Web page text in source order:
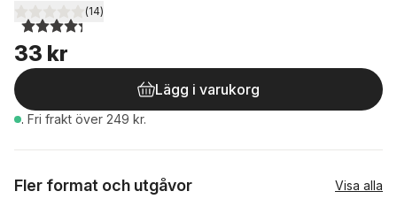
4,3utav 5 stjärnor. Totalt antal röster:
(14)
33 kr
Lägg i varukorg
. Fri frakt över 249 kr.
Fler format och utgåvor Visa alla